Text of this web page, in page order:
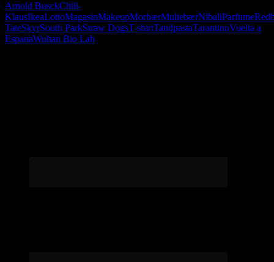
Arnold BusckChili-
KlausIkeaLottoMagasinMakeupMorbærMultebærNibaliParfume
TateSkyrSouth ParkStraw DogsT-shirtTandpastaTarantinoVuelta a
EspanaWuhan Bio Lab